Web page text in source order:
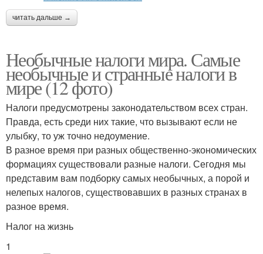
читать дальше →
Необычные налоги мира. Самые
необычные и странные налоги в
мире (12 фото)
Налоги предусмотрены законодательством всех стран.
Правда, есть среди них такие, что вызывают если не
улыбку, то уж точно недоумение.
В разное время при разных общественно-экономических
формациях существовали разные налоги. Сегодня мы
представим вам подборку самых необычных, а порой и
нелепых налогов, существовавших в разных странах в
разное время.
Налог на жизнь
1